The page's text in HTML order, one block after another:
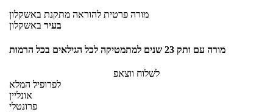
מורה פרטית להוראה מתקנת באשקלון
בעיר באשקלון
מורה עם ותק 23 שנים למתמטיקה לכל הגילאים בכל הרמות
לשלוח ווצאפ
לפרופיל המלא
אונליין
פרונטלי